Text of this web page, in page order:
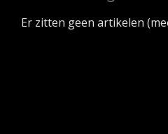
Er zitten geen artikelen